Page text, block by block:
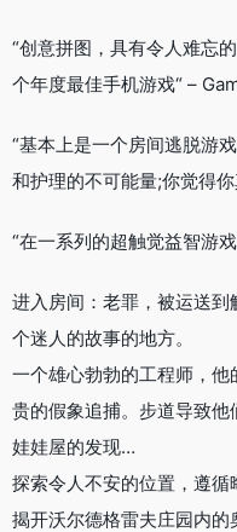
“创意拼图，具有令人难忘
个年度最佳手机游戏“ –
“基本上是一个房间逃脱游
和护理的不可能量;你觉得
“在一系列的超触觉益智游
进入房间：老罪，被运送
个迷人的故事的地方。
一个雄心勃勃的工程师，
贵的假象追捕。步道导致
娃娃屋的发现…
探索令人不安的位置，遵
揭开沃尔德格雷夫庄园内的